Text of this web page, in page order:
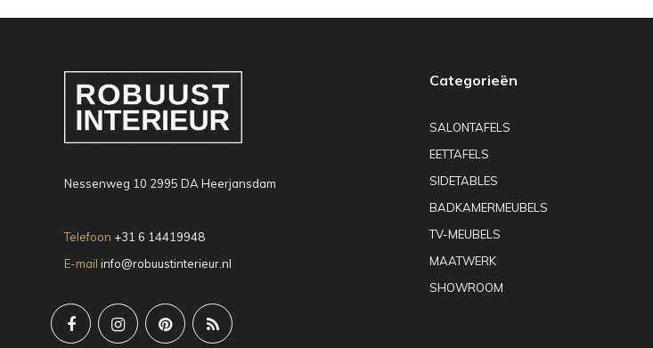
Nessenweg 10 2995 DA Heerjansdam
Telefoon +31 6 14419948
E-mail info@robuustinterieur.nl
Categorieën
SALONTAFELS
EETTAFELS
SIDETABLES
BADKAMERMEUBELS
TV-MEUBELS
MAATWERK
SHOWROOM